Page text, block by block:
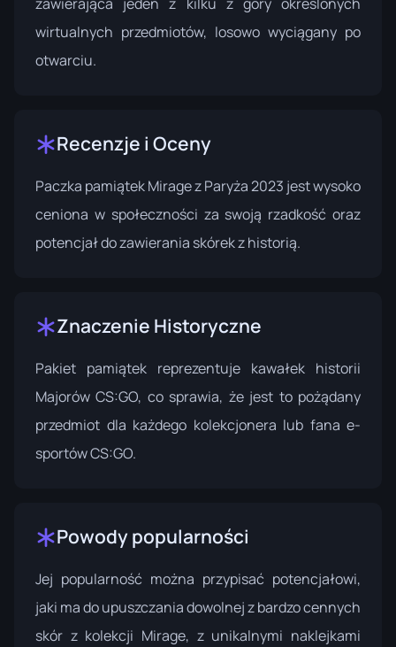
wirtualnych przedmiotów, losowo wyciągany po
otwarciu.
Recenzje i Oceny
Paczka pamiątek Mirage z Paryża 2023 jest wysoko
ceniona w społeczności za swoją rzadkość oraz
potencjał do zawierania skórek z historią.
Znaczenie Historyczne
Pakiet pamiątek reprezentuje kawałek historii
Majorów CS:GO, co sprawia, że jest to pożądany
przedmiot dla każdego kolekcjonera lub fana e-
sportów CS:GO.
Powody popularności
Jej popularność można przypisać potencjałowi,
jaki ma do upuszczania dowolnej z bardzo cennych
skór z kolekcji Mirage, z unikalnymi naklejkami